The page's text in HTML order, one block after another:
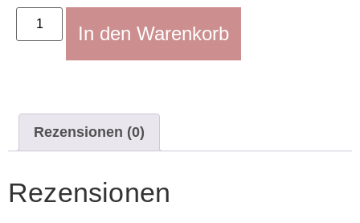
In den Warenkorb
Rezensionen (0)
Rezensionen